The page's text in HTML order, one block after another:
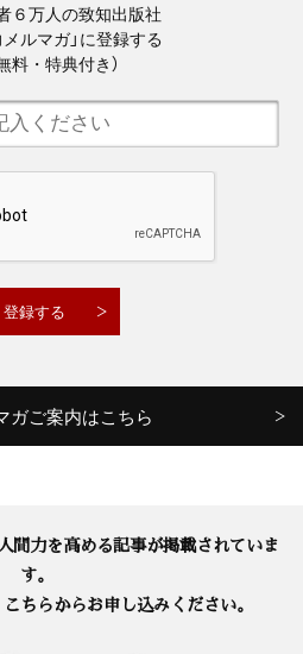
６万人の致知出版社
ルマガ」に登録する
料・特典付き）
ガご案内はこちら
間力を高める記事が掲載されていま
す。
ちらからお申し込みください。